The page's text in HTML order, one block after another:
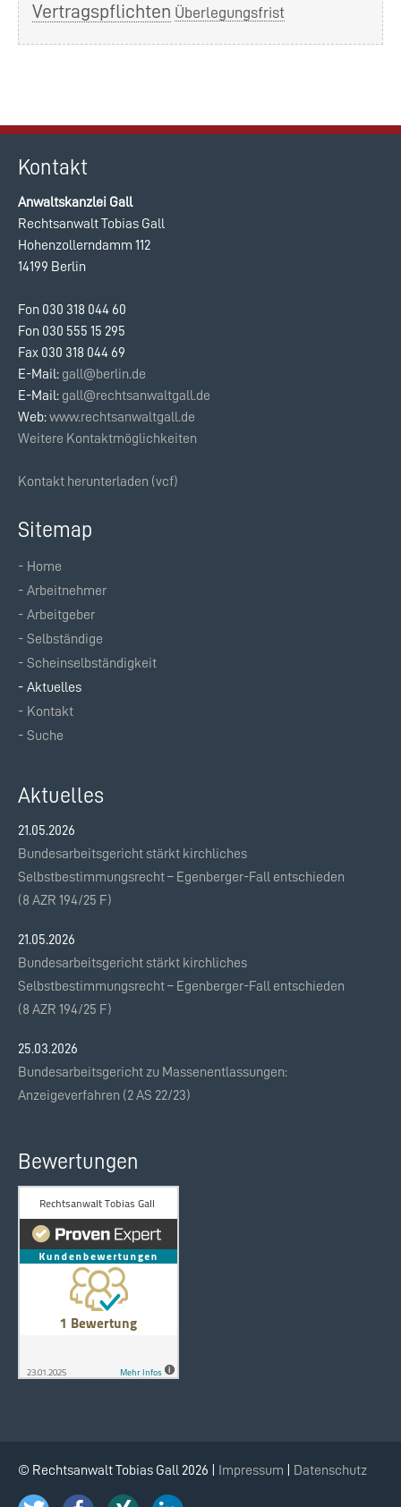
Vertragspflichten Überlegungsfrist
Kontakt
Anwaltskanzlei Gall
Rechtsanwalt Tobias Gall
Hohenzollerndamm 112
14199 Berlin
Fon 030 318 044 60
Fon 030 555 15 295
Fax 030 318 044 69
E-Mail: gall@berlin.de
E-Mail: gall@rechtsanwaltgall.de
Web:www.rechtsanwaltgall.de
Weitere Kontaktmöglichkeiten
Kontakt herunterladen (vcf)
Sitemap
Navigation
überspringen
Home
Arbeitnehmer
Arbeitgeber
Selbständige
Scheinselbständigkeit
Aktuelles
Kontakt
Suche
Aktuelles
21.05.2026
Bundesarbeitsgericht stärkt kirchliches
Selbstbestimmungsrecht – Egenberger-Fall entschieden
(8 AZR 194/25 F)
21.05.2026
Bundesarbeitsgericht stärkt kirchliches
Selbstbestimmungsrecht – Egenberger-Fall entschieden
(8 AZR 194/25 F)
25.03.2026
Bundesarbeitsgericht zu Massenentlassungen:
Anzeigeverfahren (2 AS 22/23)
Bewertungen
© Rechtsanwalt Tobias Gall 2026 | Impressum Datenschutz